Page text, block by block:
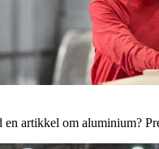
en artikkel om aluminium?